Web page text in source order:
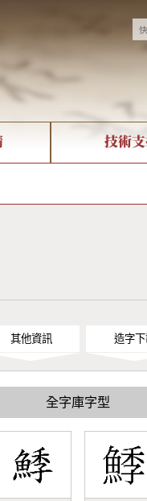
技術
其他資訊 造字
全字庫字型